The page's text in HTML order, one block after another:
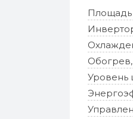
Уровень